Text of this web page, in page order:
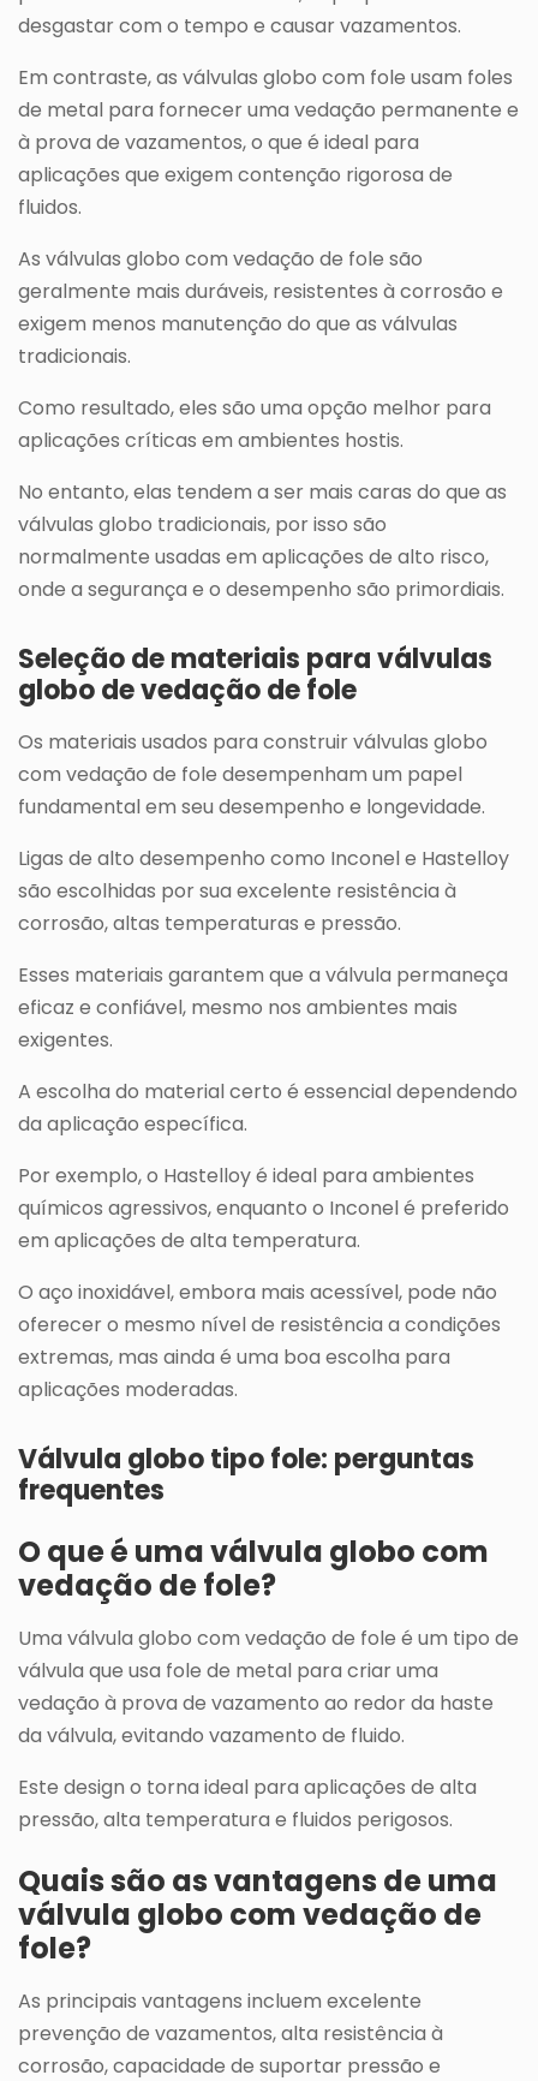
desgastar com o tempo e causar vazamentos.
Em contraste, as válvulas globo com fole usam foles
de metal para fornecer uma vedação permanente e
à prova de vazamentos, o que é ideal para
aplicações que exigem contenção rigorosa de
fluidos.
As válvulas globo com vedação de fole são
geralmente mais duráveis, resistentes à corrosão e
exigem menos manutenção do que as válvulas
tradicionais.
Como resultado, eles são uma opção melhor para
aplicações críticas em ambientes hostis.
No entanto, elas tendem a ser mais caras do que as
válvulas globo tradicionais, por isso são
normalmente usadas em aplicações de alto risco,
onde a segurança e o desempenho são primordiais.
Seleção de materiais para válvulas
globo de vedação de fole
Os materiais usados para construir válvulas globo
com vedação de fole desempenham um papel
fundamental em seu desempenho e longevidade.
Ligas de alto desempenho como Inconel e Hastelloy
são escolhidas por sua excelente resistência à
corrosão, altas temperaturas e pressão.
Esses materiais garantem que a válvula permaneça
eficaz e confiável, mesmo nos ambientes mais
exigentes.
A escolha do material certo é essencial dependendo
da aplicação específica.
Por exemplo, o Hastelloy é ideal para ambientes
químicos agressivos, enquanto o Inconel é preferido
em aplicações de alta temperatura.
O aço inoxidável, embora mais acessível, pode não
oferecer o mesmo nível de resistência a condições
extremas, mas ainda é uma boa escolha para
aplicações moderadas.
Válvula globo tipo fole: perguntas
frequentes
O que é uma válvula globo com
vedação de fole?
Uma válvula globo com vedação de fole é um tipo de
válvula que usa fole de metal para criar uma
vedação à prova de vazamento ao redor da haste
da válvula, evitando vazamento de fluido.
Este design o torna ideal para aplicações de alta
pressão, alta temperatura e fluidos perigosos.
Quais são as vantagens de uma
válvula globo com vedação de
fole?
As principais vantagens incluem excelente
prevenção de vazamentos, alta resistência à
corrosão, capacidade de suportar pressão e